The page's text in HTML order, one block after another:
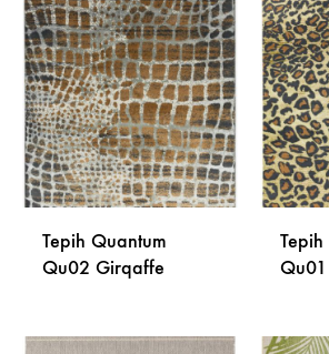
DODAJ
NA
LISTU
ŽELJA
Tepih Quantum
Qu02 Girqaffe